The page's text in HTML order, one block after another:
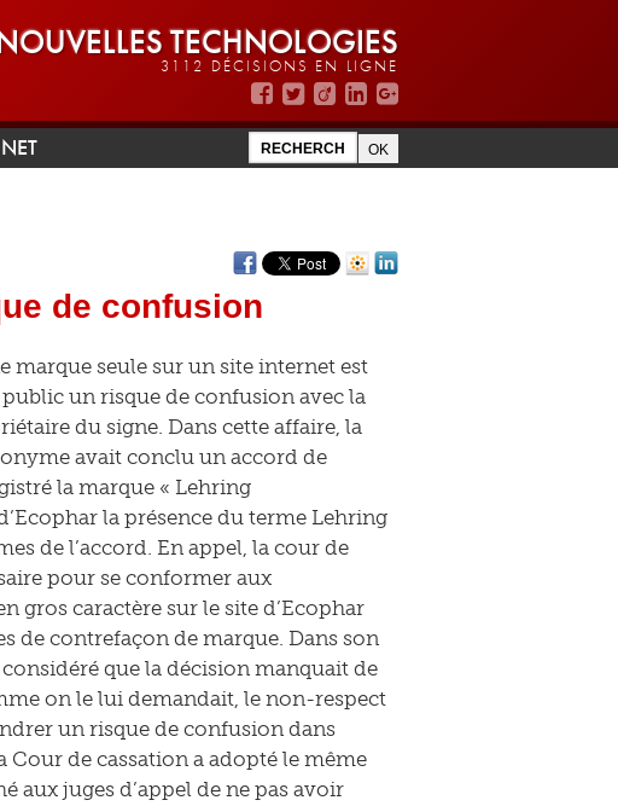
TECHNOLOGIES
3112 DÉCISIONS EN LIGNE
de confusion
marque seule sur un site internet est
un risque de confusion avec la
du signe. Dans cette affaire, la
avait conclu un accord de
la marque « Lehring
la présence du terme Lehring
de l’accord. En appel, la cour de
pour se conformer aux
gros caractère sur le site d’Ecophar
de contrefaçon de marque. Dans son
que la décision manquait de
on le lui demandait, le non-respect
un risque de confusion dans
de cassation a adopté le même
aux juges d’appel de ne pas avoir